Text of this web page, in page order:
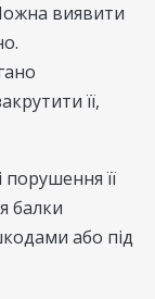
виявити
її,
порушення її
балки
або під